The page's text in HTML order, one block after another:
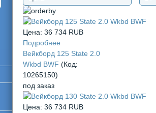
Цена: 36 734 RUB
Подробнее
Вейкборд 125 State 2.0
Wkbd BWF (Код:
10265150)
под заказ
Цена: 36 734 RUB